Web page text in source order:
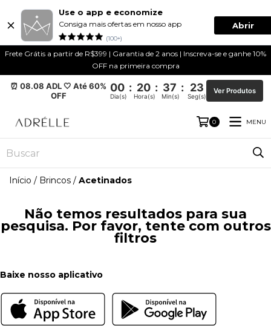
Use o app e economize
Consiga mais ofertas em nosso app
(100+)
Abrir
Frete Grátis a partir de R$399 | Garantia de 2 anos | Inscreva-se e ganhe 10%
OFF na primeira compra
⏰ 08.08 ADL 🤍 Até 60%
OFF
00 : 20 : 37 : 22
Dia(s) Hora(s) Min(s) Seg(s)
Ver Produtos
0 MENU
Início / Brincos / Acetinados
Não temos resultados para sua
pesquisa. Por favor, tente com outros
filtros
Baixe nosso aplicativo